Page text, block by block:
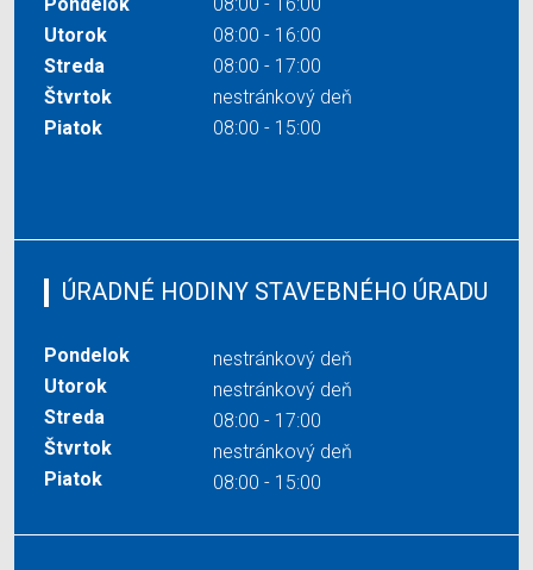
Utorok
08:00 - 16:00
Streda
08:00 - 17:00
Štvrtok
nestránkový deň
Piatok
08:00 - 15:00
ÚRADNÉ HODINY STAVEBNÉHO ÚRADU
Pondelok
nestránkový deň
Utorok
nestránkový deň
Streda
08:00 - 17:00
Štvrtok
nestránkový deň
Piatok
08:00 - 15:00